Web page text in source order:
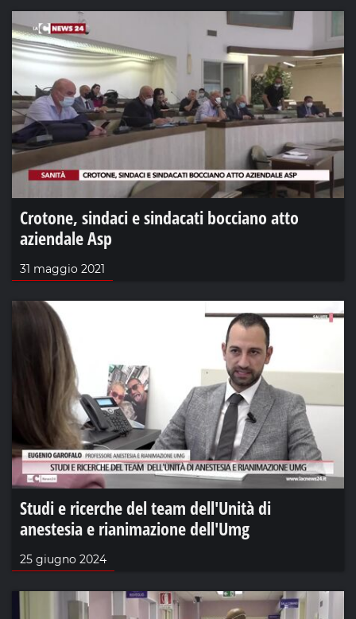
Crotone, sindaci e sindacati bocciano atto
aziendale Asp
31 maggio 2021
Studi e ricerche del team dell'Unità di
anestesia e rianimazione dell'Umg
25 giugno 2024